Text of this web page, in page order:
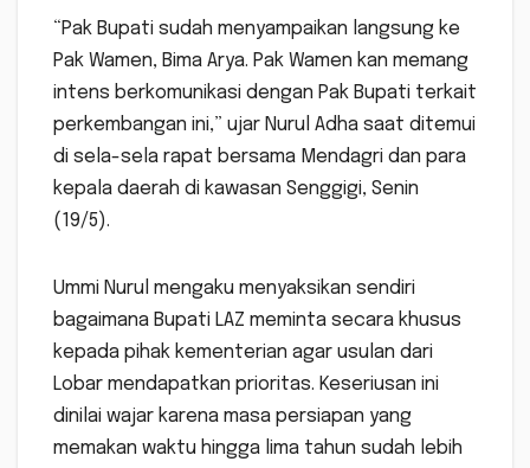
“Pak Bupati sudah menyampaikan langsung ke
Pak Wamen, Bima Arya. Pak Wamen kan memang
intens berkomunikasi dengan Pak Bupati terkait
perkembangan ini,” ujar Nurul Adha saat ditemui
di sela-sela rapat bersama Mendagri dan para
kepala daerah di kawasan Senggigi, Senin
(19/5).
Ummi Nurul mengaku menyaksikan sendiri
bagaimana Bupati LAZ meminta secara khusus
kepada pihak kementerian agar usulan dari
Lobar mendapatkan prioritas. Keseriusan ini
dinilai wajar karena masa persiapan yang
memakan waktu hingga lima tahun sudah lebih